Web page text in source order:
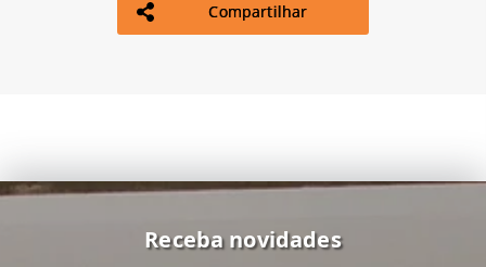
Compartilhar
Receba novidades